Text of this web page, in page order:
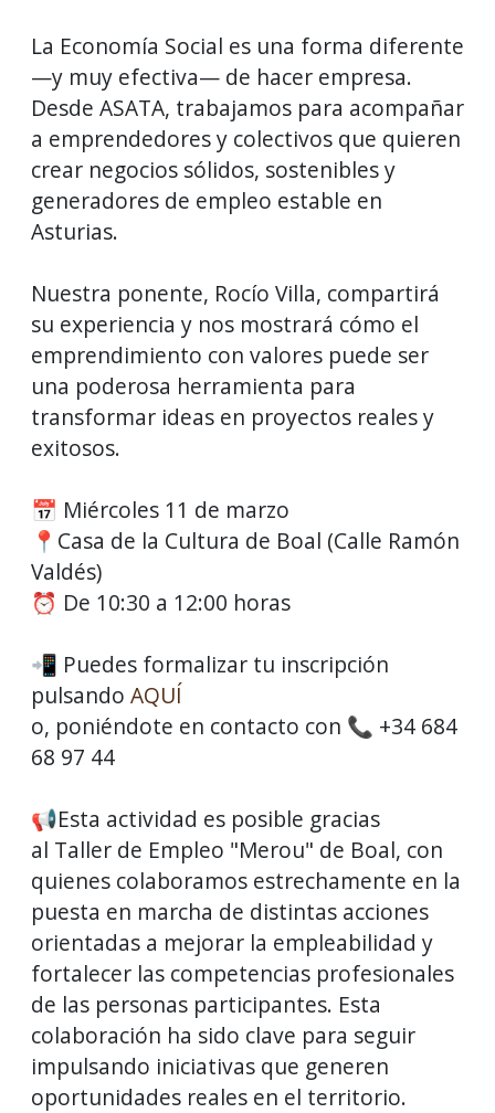
La Economía Social es una forma diferente
—y muy efectiva— de hacer empresa.
Desde ASATA, trabajamos para acompañar
a emprendedores y colectivos que quieren
crear negocios sólidos, sostenibles y
generadores de empleo estable en
Asturias.
Nuestra ponente, Rocío Villa, compartirá
su experiencia y nos mostrará cómo el
emprendimiento con valores puede ser
una poderosa herramienta para
transformar ideas en proyectos reales y
exitosos.
📅 Miércoles 11 de marzo
📍Casa de la Cultura de Boal (Calle Ramón
Valdés)
⏰ De 10:30 a 12:00 horas
📲 Puedes formalizar tu inscripción
pulsando AQUÍ
o, poniéndote en contacto con 📞 +34 684
68 97 44
📢Esta actividad es posible gracias
al Taller de Empleo "Merou" de Boal, con
quienes colaboramos estrechamente en la
puesta en marcha de distintas acciones
orientadas a mejorar la empleabilidad y
fortalecer las competencias profesionales
de las personas participantes. Esta
colaboración ha sido clave para seguir
impulsando iniciativas que generen
oportunidades reales en el territorio.